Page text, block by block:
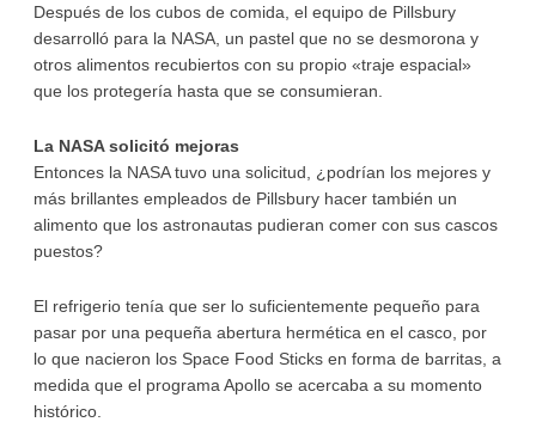
Después de los cubos de comida, el equipo de Pillsbury
desarrolló para la NASA, un pastel que no se desmorona y
otros alimentos recubiertos con su propio «traje espacial»
que los protegería hasta que se consumieran.
La NASA solicitó mejoras
Entonces la NASA tuvo una solicitud, ¿podrían los mejores y
más brillantes empleados de Pillsbury hacer también un
alimento que los astronautas pudieran comer con sus cascos
puestos?
El refrigerio tenía que ser lo suficientemente pequeño para
pasar por una pequeña abertura hermética en el casco, por
lo que nacieron los Space Food Sticks en forma de barritas, a
medida que el programa Apollo se acercaba a su momento
histórico.